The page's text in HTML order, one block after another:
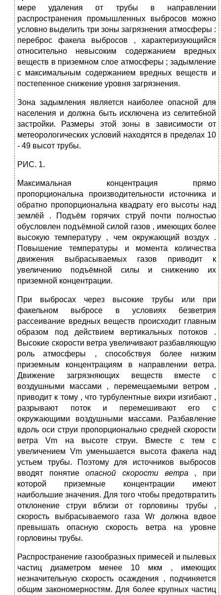
мере удаления от трубы в направлении
распространения промышленных выбросов можно
условно выделить три зоны загрязнения атмосферы :
переброс факела выбросов , характеризующийся
относительно невысоким содержанием вредных
веществ в приземном слое атмосферы ; задымление
с максимальным содержанием вредных веществ и
постепенное снижение уровня загрязнения.
Зона задымления является наиболее опасной для
населения и должна быть исключена из селитебной
застройки. Размеры этой зоны в зависимости от
метеорологических условий находятся в пределах 10
- 49 высот трубы.
РИС. 1.
Максимальная концентрация прямо
пропорциональна производительности источника и
обратно пропорциональна квадрату его высоты над
землёй . Подъём горячих струй почти полностью
обусловлен подъёмной силой газов , имеющих более
высокую температуру , чем окружающий воздух .
Повышение температуры и момента количества
движения выбрасываемых газов приводит к
увеличению подъёмной силы и снижению их
приземной концентрации.
При выбросах через высокие трубы или при
факельном выбросе в условиях безветрия
рассеивание вредных веществ происходит главным
образом под действием вертикальных потоков .
Высокие скорости ветра увеличивают разбавляющую
роль атмосферы , способствуя более низким
приземным концентрациям в направлении ветра.
Движение загрязняющих веществ вместе с
воздушными массами , перемещаемыми ветром ,
приводит к тому , что турбулентные вихри изгибают ,
разрывают поток и перемешивают его с
окружающими воздушными массами. Разбавление
вдоль оси струи пропорционально средней скорости
ветра Vm на высоте струи. Вместе с тем с
увеличением Vm уменьшается высота факела над
устьем трубы. Поэтому для источников выбросов
вводят понятиеопасной скорости ветра , при
которой приземные концентрации имеют
наибольшие значения. Для того чтобы предотвратить
отклонение струи вблизи от горловины трубы ,
скорость выбрасываемого газа Wг должна вдвое
превышать опасную скорость ветра на уровне
горловины трубы.
Распространение газообразных примесей и пылевых
частиц диаметром менее 10 мкм , имеющих
незначительную скорость осаждения , подчиняется
общим закономерностям. Для более крупных частиц